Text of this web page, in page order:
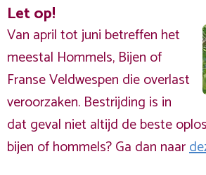
Let op!
Van april tot juni betreffen het
meestal Hommels, Bijen of
Franse Veldwespen die overlast
veroorzaken. Bestrijding is in
dat geval niet altijd de beste
bijen of hommels? Ga dan naar